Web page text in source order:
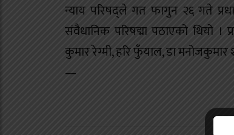
न्याय परिषद्ले गत फागुन २६ गते
संवैधानिक परिषद्मा पठाएको थियो ।
कुमार रेग्मी, हरि फुँयाल, डा मनोजकुमार
—